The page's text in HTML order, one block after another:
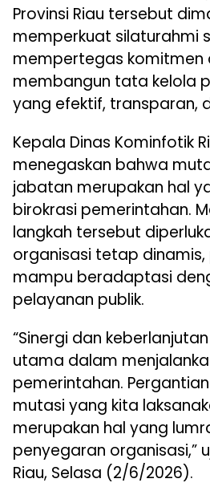
Provinsi Riau tersebut
memperkuat silaturahmi
mempertegas komitmen
membangun tata kelola
yang efektif, transparan,
Kepala Dinas Kominfotik
menegaskan bahwa
jabatan merupakan hal
birokrasi pemerintahan.
langkah tersebut
organisasi tetap
mampu beradaptasi
pelayanan publik.
“Sinergi dan
utama dalam
pemerintahan.
mutasi yang kita
merupakan hal yang
penyegaran organisasi,”
Riau, Selasa (2/6/2026).